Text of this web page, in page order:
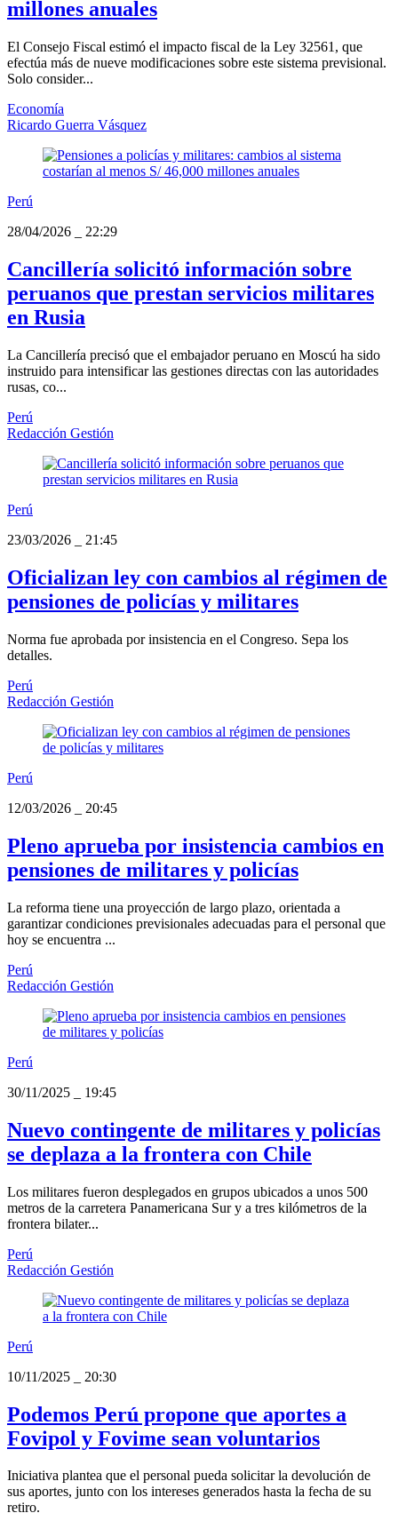
millones anuales
El Consejo Fiscal estimó el impacto fiscal de la Ley 32561, que
efectúa más de nueve modificaciones sobre este sistema previsional.
Solo consider...
Economía
Ricardo Guerra Vásquez
Perú
28/04/2026
22:29
Cancillería solicitó información sobre
peruanos que prestan servicios militares
en Rusia
La Cancillería precisó que el embajador peruano en Moscú ha sido
instruido para intensificar las gestiones directas con las autoridades
rusas, co...
Perú
Redacción Gestión
Perú
23/03/2026
21:45
Oficializan ley con cambios al régimen de
pensiones de policías y militares
Norma fue aprobada por insistencia en el Congreso. Sepa los
detalles.
Perú
Redacción Gestión
Perú
12/03/2026
20:45
Pleno aprueba por insistencia cambios en
pensiones de militares y policías
La reforma tiene una proyección de largo plazo, orientada a
garantizar condiciones previsionales adecuadas para el personal que
hoy se encuentra ...
Perú
Redacción Gestión
Perú
30/11/2025
19:45
Nuevo contingente de militares y policías
se deplaza a la frontera con Chile
Los militares fueron desplegados en grupos ubicados a unos 500
metros de la carretera Panamericana Sur y a tres kilómetros de la
frontera bilater...
Perú
Redacción Gestión
Perú
10/11/2025
20:30
Podemos Perú propone que aportes a
Fovipol y Fovime sean voluntarios
Iniciativa plantea que el personal pueda solicitar la devolución de
sus aportes, junto con los intereses generados hasta la fecha de su
retiro.